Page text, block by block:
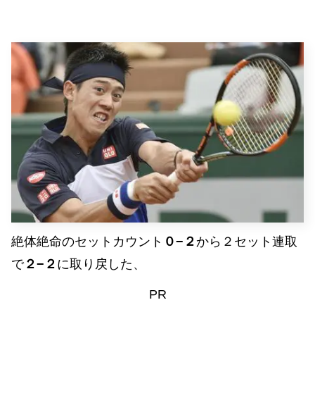
絶体絶命のセットカウント ０−２から２セット連取
で２−２ に取り戻した、
PR